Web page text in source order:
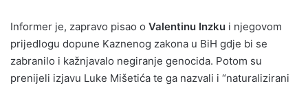
Informer je, zapravo pisao o Valentinu Inzku i njegovom
prijedlogu dopune Kaznenog zakona u BiH gdje bi se
zabranilo i kažnjavalo negiranje genocida. Potom su
prenijeli izjavu Luke Mišetića te ga nazvali i “naturalizirani